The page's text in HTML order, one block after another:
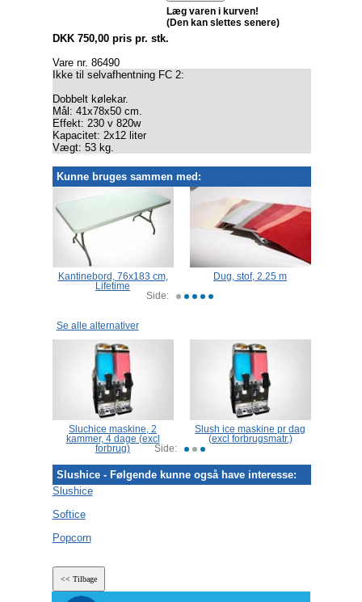
Læg varen i kurven!
(Den kan slettes senere)
DKK 750,00 pris pr. stk.
Vare nr. 86490
Ikke til selvafhentning FC 2:
Dobbelt kølekar.
Mål: 41x78x50 cm.
Effekt: 230 v 820w
Kapacitet: 2x12 liter
Vægt: 53 kg.
Kunne bruges sammen med:
Se alle alternativer
Slushice - Følgende kunne også have interesse:
Slushice
Softice
Popcorn
Kantinebord, 76x183 cm,
Lifetime
Dug, stof, 2.25 m
Side:
Sluchice maskine, 2
kammer, 4 dage (excl
forbrug)
Slush ice maskine pr dag
(excl forbrugsmatr.)
Side: